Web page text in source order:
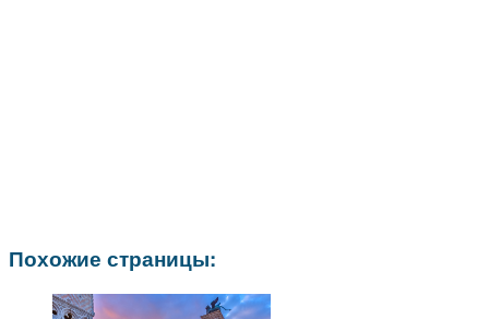
Похожие страницы: